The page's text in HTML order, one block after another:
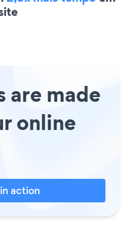
are made
online
action